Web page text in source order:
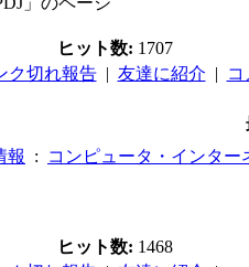
ヒット数: 1707
ク切れ報告| 友達に紹介 | コ
報 :
コンピュータ・インター
ヒット数: 1468